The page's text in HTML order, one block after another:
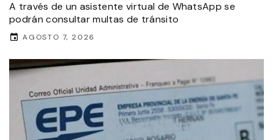
A través de un asistente virtual de WhatsApp se
podrán consultar multas de tránsito
AGOSTO 7, 2026